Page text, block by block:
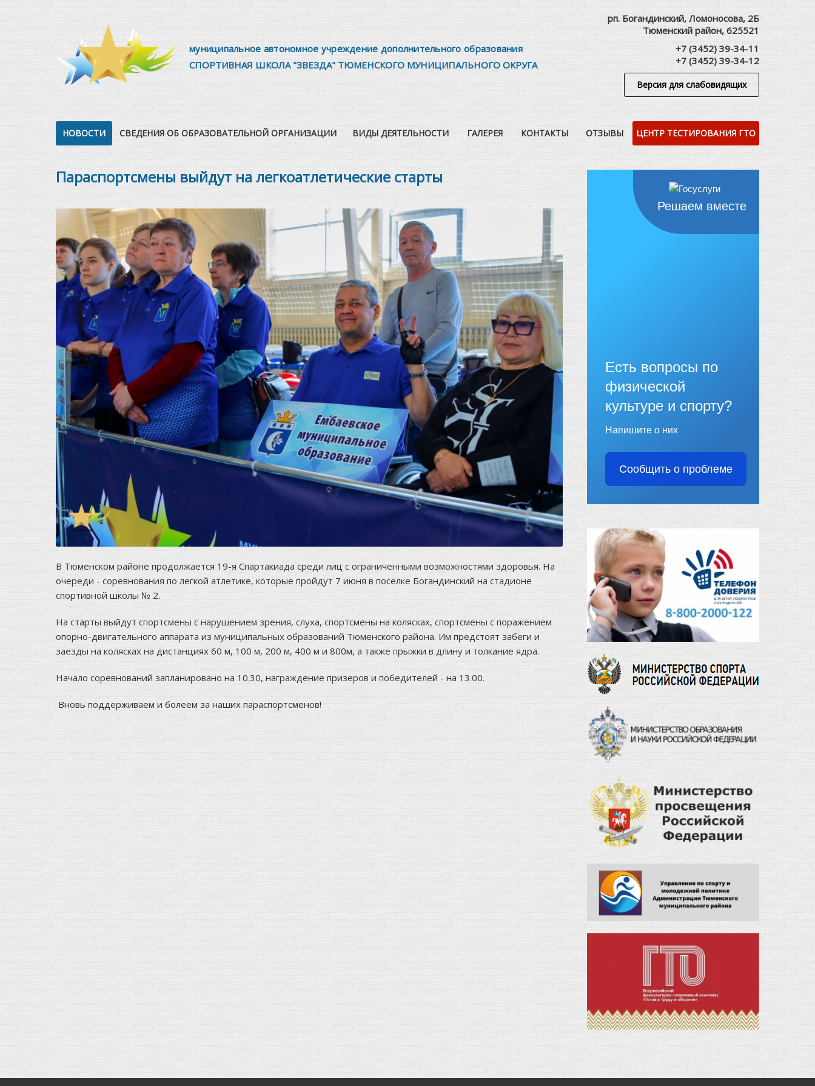
муниципальное автономное учреждение дополнительного образования
СПОРТИВНАЯ ШКОЛА "ЗВЕЗДА" ТЮМЕНСКОГО МУНИЦИПАЛЬНОГО ОКРУГА
рп. Богандинский, Ломоносова, 2Б
Тюменский район, 625521
+7 (3452) 39-34-11
+7 (3452) 39-34-12
Версия для слабовидящих
НОВОСТИ СВЕДЕНИЯ ОБ ОБРАЗОВАТЕЛЬНОЙ ОРГАНИЗАЦИИ ВИДЫ ДЕЯТЕЛЬНОСТИ ГАЛЕРЕЯ КОНТАКТЫ ОТЗЫВЫ ЦЕНТР ТЕСТИРОВАНИЯ ГТО
Параспортсмены выйдут на легкоатлетические старты
В Тюменском районе продолжается 19-я Спартакиада среди лиц с ограниченными возможностями здоровья. На
очереди - соревнования по легкой атлетике, которые пройдут 7 июня в поселке Богандинский на стадионе
спортивной школы № 2.
На старты выйдут спортсмены с нарушением зрения, слуха, спортсмены на колясках, спортсмены с поражением
опорно-двигательного аппарата из муниципальных образований Тюменского района. Им предстоят забеги и
заезды на колясках на дистанциях 60 м, 100 м, 200 м, 400 м и 800м, а также прыжки в длину и толкание ядра.
Начало соревнований запланировано на 10.30, награждение призеров и победителей - на 13.00.
Вновь поддерживаем и болеем за наших параспортсменов!
Решаем вместе
Есть вопросы по
физической
культуре и спорту?
Напишите о них
Сообщить о проблеме